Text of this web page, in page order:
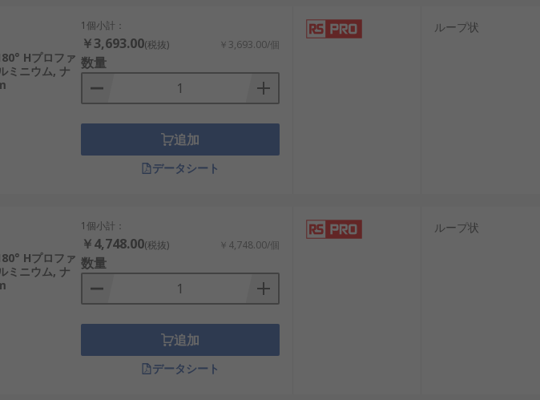
Hプロファ
ミニウム, ナ
1個小計：
￥3,693.00(税抜) ￥3,693.00/個
数量
追加
データシート
ループ状
Hプロファ
ミニウム, ナ
1個小計：
￥4,748.00(税抜) ￥4,748.00/個
数量
追加
データシート
ループ状